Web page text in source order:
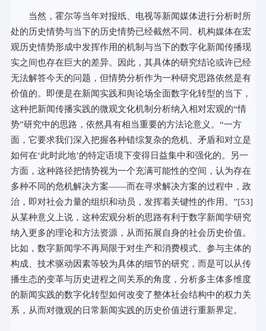
当然，霍尔等当年对报纸、电视等新闻媒体进行分析时所
处的历史情势与当下的历史情势已经截然不同。机构媒体在宏
观历史情势形成中发挥作用的机制与当下的数字化新闻传播现
实之间也存在巨大的差异。因此，其具体的研究结论或许已经
无法解答今天的问题，但情势分析作为一种研究思路依然是有
价值的。即便是在新闻实践和舆论场全面数字化转型的当下，
这种把新闻传播实践的微观文化机制分析纳入相对宏观的“情
势”研究中的思路，依然具有相当重要的方法论意义。“一方
面，它要求我们深入把握各种错综复杂的危机、矛盾和对立是
如何在‘此时此地’的特定语境下变得日益集中和强化的。另一
方面，这种路径把情势视为一个充满可能性的空间，认为存在
多种不同的危机解决方案——而在寻求解决方案的过程中，政
治，即对社会力量的组织和动员，发挥着关键性的作用。”[53]
从某种意义上说，这种宏观分析的思路有利于数字新闻学研究
纳入更多的理论和方法资源，从而拓展自身的社会历史价值。
比如，数字新闻学不再局限于对生产和消费模式、参与主体的
构成、技术驱动因素等较为具体的细节的研究，而是可以从传
播生态的变革与历史进程之间关系的角度，分析多主体多维度
的新闻实践的数字化转型如何改变了整体社会结构中的权力关
系，从而对微观的日常新闻实践的历史价值进行重新界定。